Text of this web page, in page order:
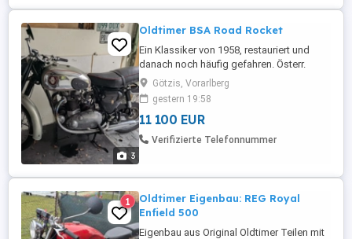
3
Oldtimer BSA Road Rocket
Ein Klassiker von 1958, restauriert und
danach noch häufig gefahren. Österr.
Papiere.
Götzis, Vorarlberg
gestern 19:58
11 100 EUR
Verifizierte Telefonnummer
1
Oldtimer Eigenbau: REG Royal
Enfield 500
Eigenbau aus Original Oldtimer Teilen mit